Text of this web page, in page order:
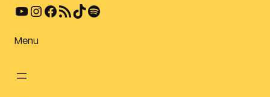
c
e
YouTube Instagram Facebook Flux RSS TikTok Spotify
Menu